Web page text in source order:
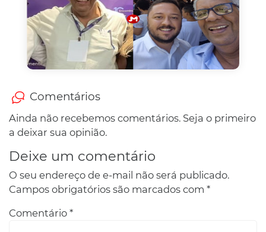
Comentários
Ainda não recebemos comentários. Seja o primeiro
a deixar sua opinião.
Deixe um comentário
O seu endereço de e-mail não será publicado.
Campos obrigatórios são marcados com *
Comentário *